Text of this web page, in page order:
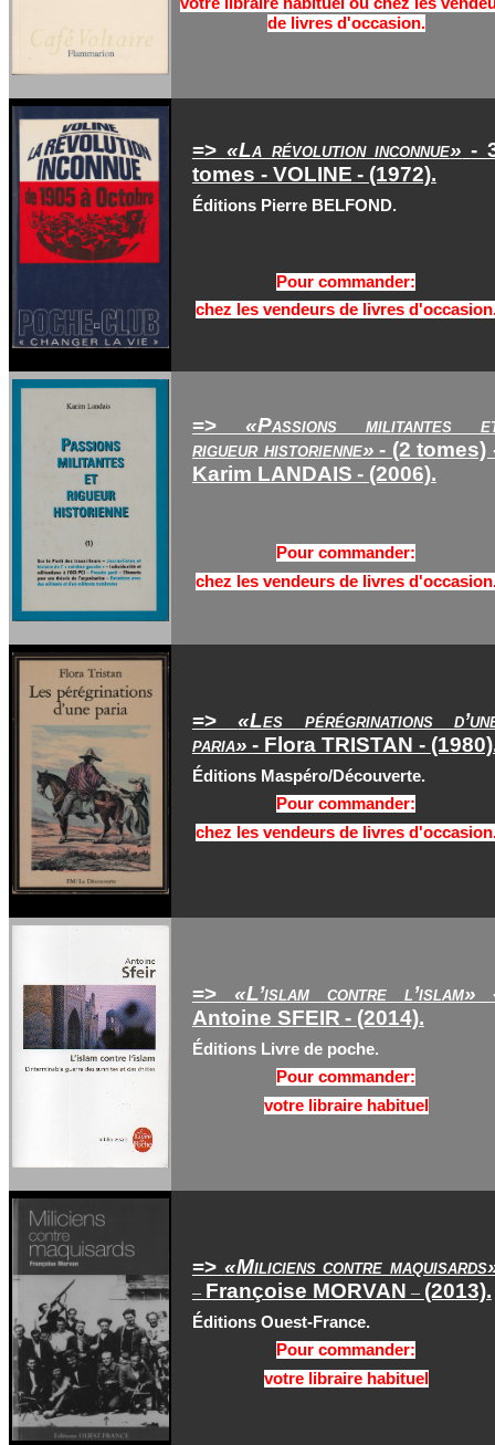
de livres d'occasion.
=> «La révolution inconnue» -
tomes - VOLINE - (1972).
Éditions Pierre BELFOND.
Pour commander:
chez les vendeurs de livres
=> «Passions militantes
rigueur historienne» - (2 tomes)
Karim LANDAIS - (2006).
Pour commander:
chez les vendeurs de livres
=>«Les pérégrinations
paria» - Flora TRISTAN -
Éditions Maspéro/Découverte.
Pour commander:
chez les vendeurs de livres
=> «L’islam contre l’islam»
Antoine SFEIR - (2014).
Éditions Livre de poche.
Pour commander:
votre libraire habituel
=> «Miliciens contre maquisards
– Françoise MORVAN – (2013).
Éditions Ouest-France.
Pour commander:
votre libraire habituel